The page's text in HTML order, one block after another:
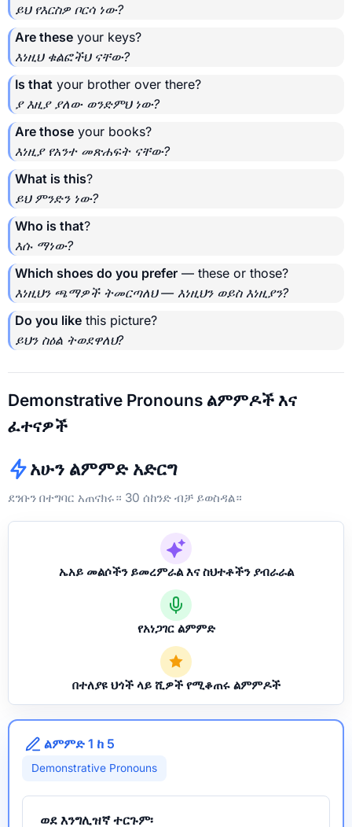
ይህ የእርስዎ ቦርሳ ነው?
Are these your keys?
እነዚህ ቁልፎችህ ናቸው?
Is that your brother over there?
ያ እዚያ ያለው ወንድምህ ነው?
Are those your books?
እነዚያ የአንተ መጽሐፍት ናቸው?
What is this?
ይህ ምንድን ነው?
Who is that?
እሱ ማነው?
Which shoes do you prefer — these or those?
እነዚህን ጫማዎች ትመርጣለህ — እነዚህን ወይስ እነዚያን?
Do you like this picture?
ይህን ስዕል ትወደዋለህ?
Demonstrative Pronouns ልምምዶች እና
ፈተናዎች
አሁን ልምምድ አድርግ
ደንቡን በተግባር አጠናክሩ። 30 ሰከንድ ብቻ ይወስዳል።
ኤአይ መልሶችን ይመረምራል እና ስህተቶችን ያብራራል
የአነጋገር ልምምድ
በተለያዩ ህጎች ላይ ሺዎች የሚቆጠሩ ልምምዶች
ልምምድ 1 ከ 5
Demonstrative Pronouns
ወደ እንግሊዝኛ ተርጉም፡